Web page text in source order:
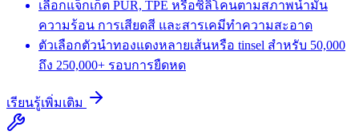
เลือกแจ็กเก็ต PUR, TPE หรือซิลิโคนตามสภาพน้ำมัน
ความร้อน การเสียดสี และสารเคมีทำความสะอาด
ตัวเลือกตัวนำทองแดงหลายเส้นหรือ tinsel สำหรับ 50,000
ถึง 250,000+ รอบการยืดหด
เรียนรู้เพิ่มเติม